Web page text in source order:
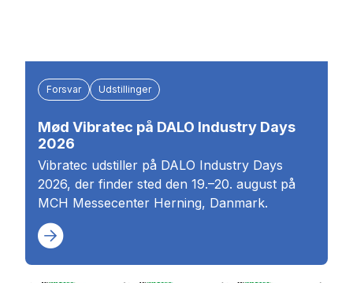
Forsvar Udstillinger
Mød Vibratec på DALO Industry Days
2026
Vibratec udstiller på DALO Industry Days
2026, der finder sted den 19.–20. august på
MCH Messecenter Herning, Danmark.